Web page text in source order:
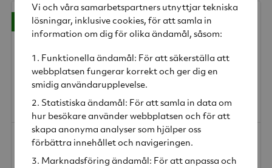
Vi och våra samarbetspartners utnyttjar tekniska
lösningar, inklusive cookies, för att samla in
information om dig för olika ändamål, såsom:
Funktionella ändamål: För att säkerställa att
webbplatsen fungerar korrekt och ger dig en
smidig användarupplevelse.
Statistiska ändamål: För att samla in data om
hur besökare använder webbplatsen och för att
skapa anonyma analyser som hjälper oss
förbättra innehållet och navigeringen.
Marknadsföring ändamål: För att anpassa och
12 st ICE Salted Caramel 230ml
-36%